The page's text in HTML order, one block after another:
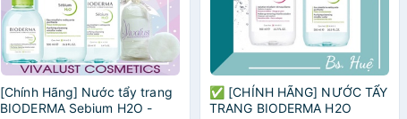
[Chính Hãng] Nước tẩy trang
BIODERMA Sebium H2O -
✅ [CHÍNH HÃNG] NƯỚC TẨY
TRANG BIODERMA H2O